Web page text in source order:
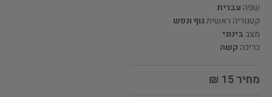
שפה עברית
קטגוריה ראשיתגוף ונפש
מצבבינוני
כריכה קשה
מחיר 15 ₪